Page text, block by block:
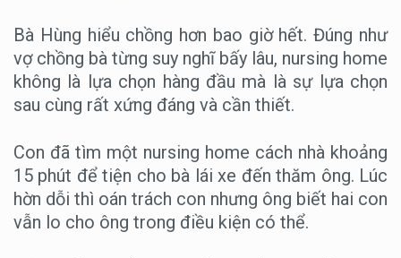
Bà Hùng hiểu chồng hơn bao giờ hết. Đúng như
vợ chồng bà từng suy nghĩ bấy lâu, nursing home
không là lựa chọn hàng đầu mà là sự lựa chọn
sau cùng rất xứng đáng và cần thiết.
Con đã tìm một nursing home cách nhà khoảng
15 phút để tiện cho bà lái xe đến thăm ông. Lúc
hờn dỗi thì oán trách con nhưng ông biết hai con
vẫn lo cho ông trong điều kiện có thể.